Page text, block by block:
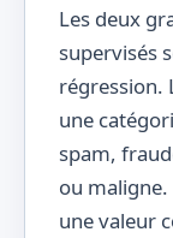
Les deux
supervisés
régression.
une
spam,
ou
une valeur